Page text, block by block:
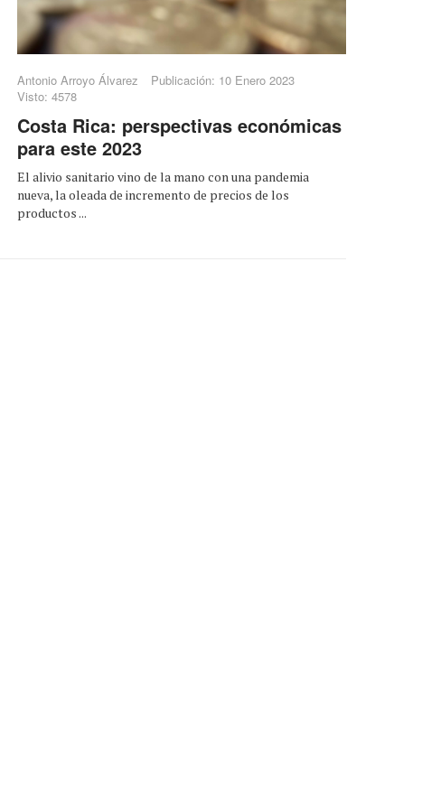
Antonio Arroyo Álvarez
Publicación: 10 Enero 2023
Visto: 4578
Costa Rica: perspectivas económicas
para este 2023
El alivio sanitario vino de la mano con una pandemia
nueva, la oleada de incremento de precios de los
productos ...